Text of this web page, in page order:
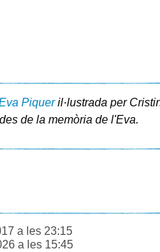
Piqueril·lustrada per
de la memòria de l'Eva.
a les 23:15
a les 15:45